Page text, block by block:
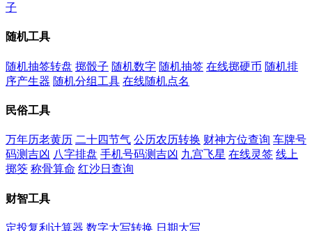
子
随机工具
随机抽签转盘 掷骰子 随机数字 随机抽签 在线掷硬币 随机排
序产生器 随机分组工具 在线随机点名
民俗工具
万年历老黄历 二十四节气 公历农历转换 财神方位查询 车牌号
码测吉凶 八字排盘 手机号码测吉凶 九宫飞星 在线灵签 线上
掷筊 称骨算命 红沙日查询
财智工具
定投复利计算器 数字大写转换 日期大写